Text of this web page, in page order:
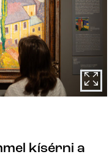
kísérni a